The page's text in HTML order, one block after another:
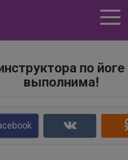
по
выполнима!